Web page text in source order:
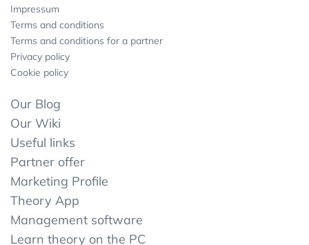
Impressum
Terms and conditions
Terms and conditions for a partner
Privacy policy
Cookie policy
Our Blog
Our Wiki
Useful links
Partner offer
Marketing Profile
Theory App
Management software
Learn theory on the PC